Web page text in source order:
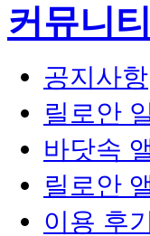
커뮤니티
공지사항
릴로안
바닷속
릴로안
이용 후기